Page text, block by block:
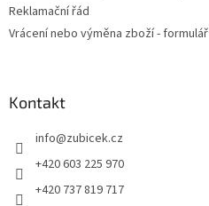
Reklamační řád
Vrácení nebo výměna zboží - formulář
Kontakt
info@zubicek.cz
+420 603 225 970
+420 737 819 717